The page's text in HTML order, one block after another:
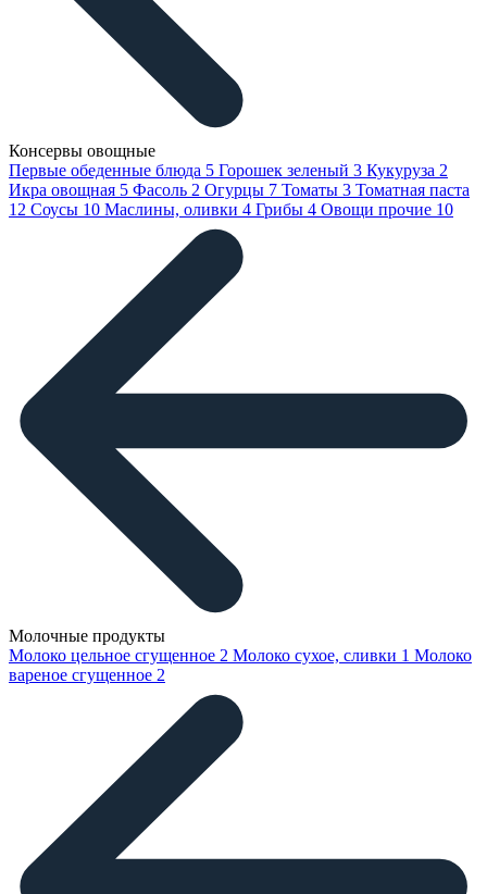
Консервы овощные
Первые обеденные блюда 5 Горошек зеленый 3 Кукуруза 2
Икра овощная 5 Фасоль 2 Огурцы 7 Томаты 3 Томатная паста
12 Соусы 10 Маслины, оливки 4 Грибы 4 Овощи прочие 10
Молочные продукты
Молоко цельное сгущенное 2 Молоко сухое, сливки 1 Молоко
вареное сгущенное 2